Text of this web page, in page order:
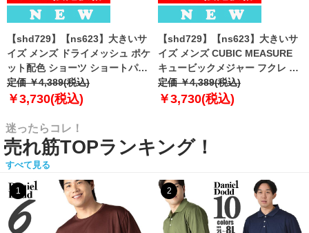
【shd729】【ns623】大きいサ
イズ メンズ ドライメッシュ ポケ
ット配色 ショーツ ショートパン
ツ ハーフパンツ 春夏新作
302252az 【fre】
定価 ￥4,389(税込)
￥3,730(税込)
【shd729】【ns623】大きいサ
イズ メンズ CUBIC MEASURE
キュービックメジャー フクレ エ
ンボス 迷彩柄 ショーツ ショート
パンツ ハーフパンツ 春夏新作
定価 ￥4,389(税込)
￥3,730(税込)
迷ったらコレ！
売れ筋TOPランキング！
すべて見る
1 2